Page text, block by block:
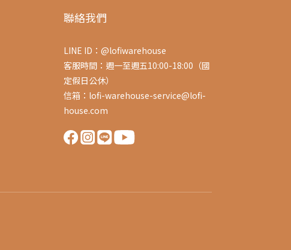
聯絡我們
LINE ID：@lofiwarehouse
客服時間：週一至週五10:00-18:00（國
定假日公休）
信箱：lofi-warehouse-service@lofi-
house.com